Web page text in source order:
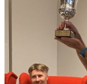
DOKUMENT